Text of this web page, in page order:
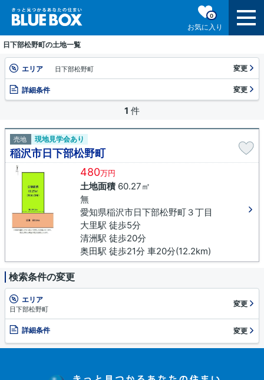
お気に入り
0
日下部松野町の土地一覧
エリア 日下部松野町 変更
詳細条件 変更
1 件
売地 現地見学会あり
稲沢市日下部松野町
480万円
土地面積60.27㎡
無
愛知県稲沢市日下部松野町３丁目
大里駅 徒歩5分
清洲駅 徒歩20分
奥田駅 徒歩21分 車20分(12.2km)
検索条件の変更
エリア
日下部松野町
変更
詳細条件 変更